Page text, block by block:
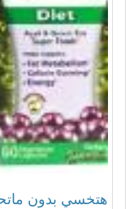
هتخسي بدون